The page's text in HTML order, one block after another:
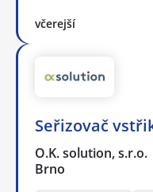
včerejší
Seřizovač
O.K. solution, s.r.o.
Brno